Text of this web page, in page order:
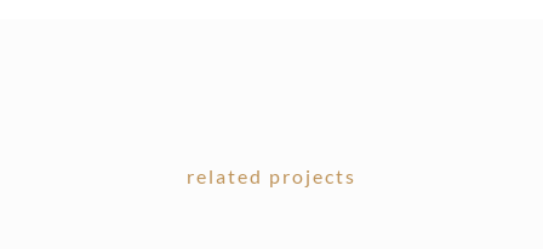
related projects